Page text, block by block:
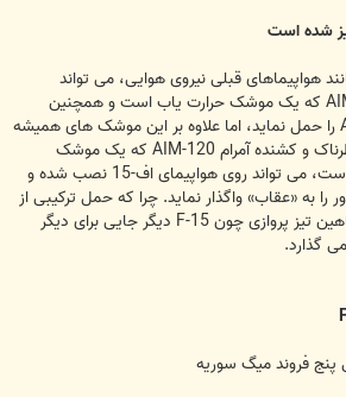
ایگل، همانند هواپیماهای قبلی نیروی هوایی، می تواند
موشک های سایدویندر AIM-9 که یک موشک حرارت یاب است و همچنین
موشک راداری اسپارو AIM-7 را حمل نماید، اما علاوه بر این موشک های همیشه
در صحنه، موشک بسیار خطرناک و کشنده آمرام AIM-120 که یک موشک
«شلیک کن، فراموش کن» است، می تواند روی هواپیمای اف-15 نصب شده و
به «عقاب» واگذار نماید. چرا که حمل ترکیبی از
این موشک ها به وسیله شاهین تیز پروازی چون F-15 دیگر جایی برای دیگر
گذارد.